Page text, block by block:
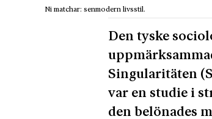
Ni matchar: senmodern livsstil.
Den tyske
Singularitäten
var en studie i
den belönades